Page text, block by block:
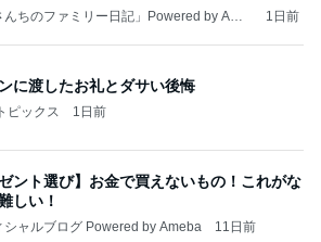
んちのファミリー日記」Powered by Ame
1日前
に渡したお礼とダサい後悔
ピックス 1日前
ゼント選び】お金で買えないもの！これがな
しい！
シャルブログ Powered by Ameba 11日前